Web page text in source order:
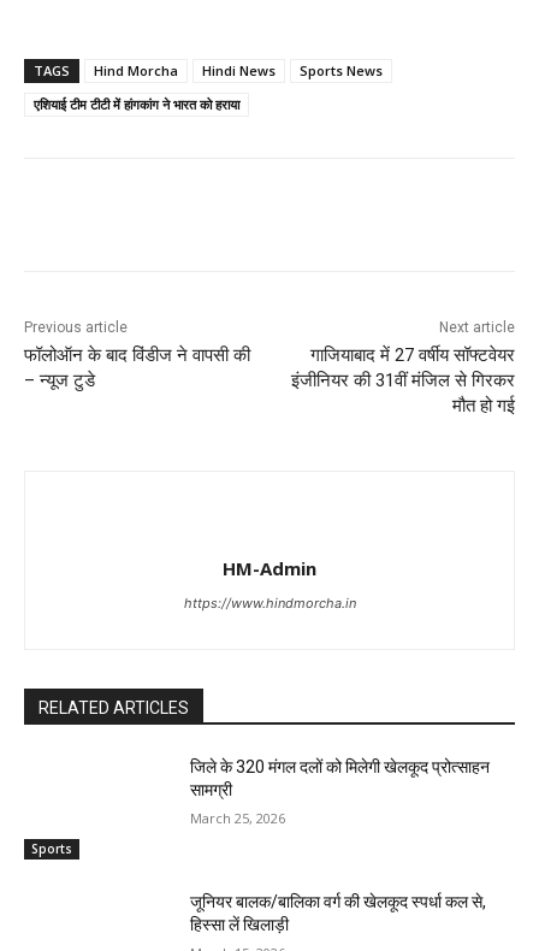
TAGS Hind Morcha Hindi News
Sports News
एशियाई टीम टीटी में हांगकांग ने भारत को हराया
Previous article
फॉलोऑन के बाद विंडीज ने वापसी की
– न्यूज टुडे
Next article
गाजियाबाद में 27 वर्षीय सॉफ्टवेयर
इंजीनियर की 31वीं मंजिल से गिरकर
मौत हो गई
HM-Admin
https://www.hindmorcha.in
RELATED ARTICLES
Sports
जिले के 320 मंगल दलों को मिलेगी खेलकूद प्रोत्साहन
सामग्री
March 25, 2026
जूनियर बालक/बालिका वर्ग की खेलकूद स्पर्धा कल से,
हिस्सा लें खिलाड़ी